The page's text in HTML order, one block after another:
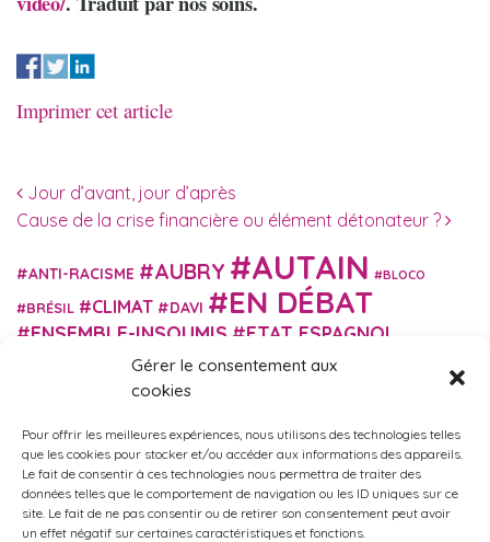
Gérer le consentement aux
cookies
Pour offrir les meilleures expériences, nous utilisons des technologies telles
que les cookies pour stocker et/ou accéder aux informations des appareils.
Le fait de consentir à ces technologies nous permettra de traiter des
données telles que le comportement de navigation ou les ID uniques sur ce
site. Le fait de ne pas consentir ou de retirer son consentement peut avoir
un effet négatif sur certaines caractéristiques et fonctions.
Imprimer cet article
Navigation des articles
Jour d’avant, jour d’après
Cause de la crise financière ou élément détonateur ?
ANTI-RACISME AUBRY AUTAIN BLOCO
BRÉSIL CLIMAT DAVI EN DÉBAT
ENSEMBLE-INSOUMIS ETAT ESPAGNOL
EUROPE EXTRÊME DROITE FASCISME
FRANCE INSOUMISE
HISTOIRE IMMIGRATION ISRAËL PALESTINE ITALIE
MACRON MARTIN MARXISME MIGRANT-ES
MUNICIPALES MÉLENCHON NUPES OBONO
OCCITANIE PORTUGAL RETRAITES RUSSIE